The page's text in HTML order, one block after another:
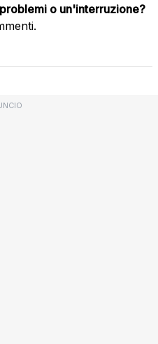
o un'interruzione?